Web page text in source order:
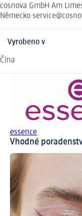
cosnova GmbH Am
Německo
Vyrobeno v
Čína
essence
Vhodné